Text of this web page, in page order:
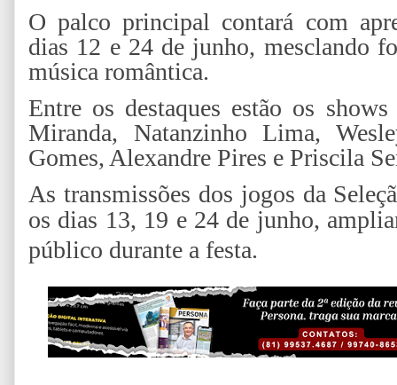
O palco principal contará com
dias 12 e 24 de junho, mesclando
música romântica.
Entre os destaques estão os
Miranda, Natanzinho Lima,
Gomes, Alexandre Pires e Priscila
As transmissões dos jogos da
os dias 13, 19 e 24 de junho,
público durante a festa.